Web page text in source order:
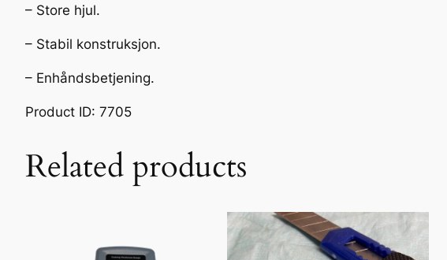
– Store hjul.
– Stabil konstruksjon.
– Enhåndsbetjening.
Product ID: 7705
Related products